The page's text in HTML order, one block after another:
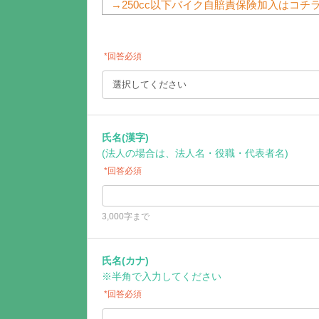
→250cc以下バイク自賠責保険加入はコチ
*回答必須
氏名(漢字)
(法人の場合は、法人名・役職・代表者名)
*回答必須
3,000字まで
氏名(カナ)
※半角で入力してください
*回答必須